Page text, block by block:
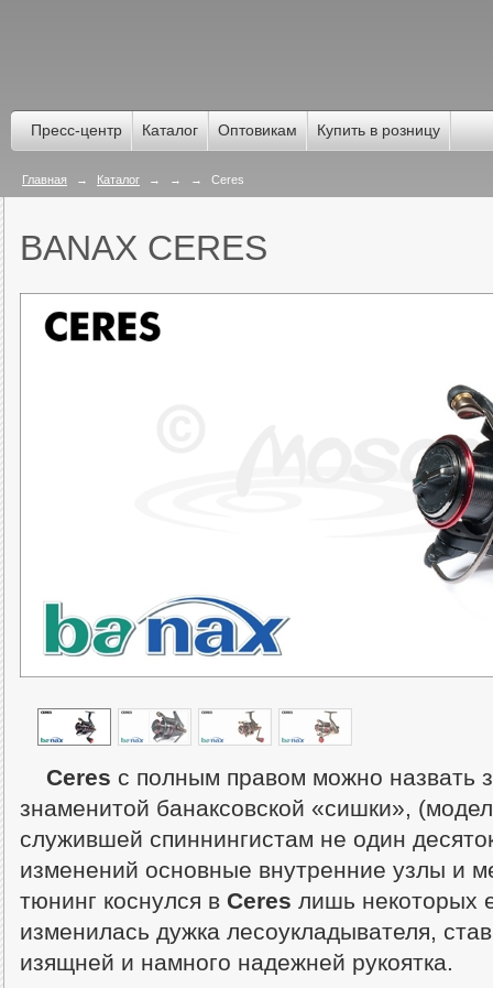
Пресс-центр Каталог Оптовикам Купить в розницу
Главная → Каталог → → → Ceres
BANAX CERES
Ceres с полным правом можно назвать
знаменитой банаксовской «сишки»,
служившей спиннингистам не один
изменений основные внутренние узлы и
тюнинг коснулся в Ceres лишь некоторых
изменилась дужка лесоукладывателя,
изящней и намного надежней рукоятка.